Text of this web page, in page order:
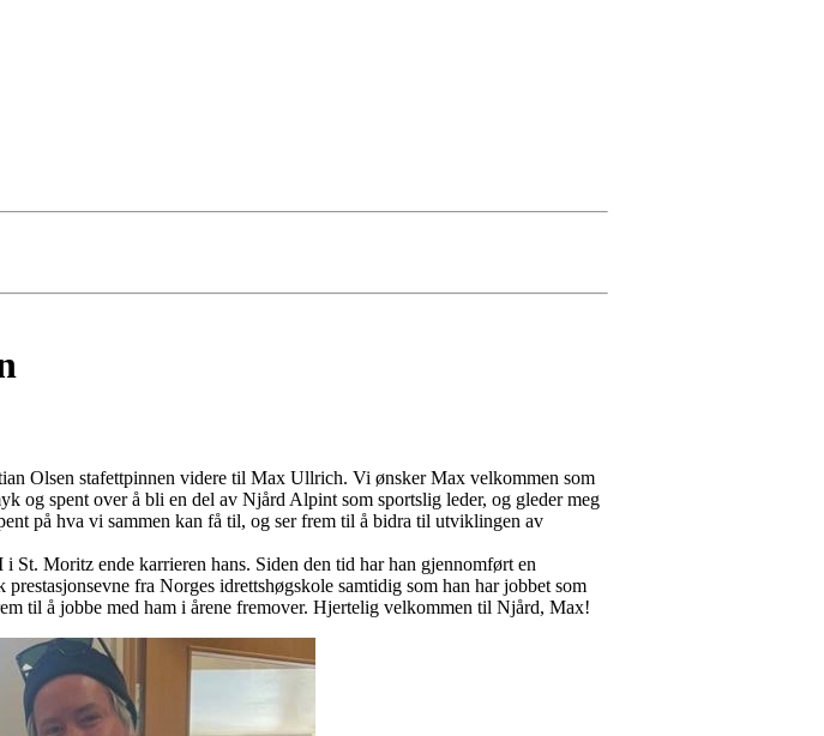
Olsen stafettpinnen videre til Max Ullrich. Vi ønsker Max velkommen som
og spent over å bli en del av Njård Alpint som sportslig leder, og gleder meg
på hva vi sammen kan få til, og ser frem til å bidra til utviklingen av
Moritz ende karrieren hans. Siden den tid har han gjennomført en
fra Norges idrettshøgskole samtidig som han har jobbet som
til å jobbe med ham i årene fremover. Hjertelig velkommen til Njård, Max!